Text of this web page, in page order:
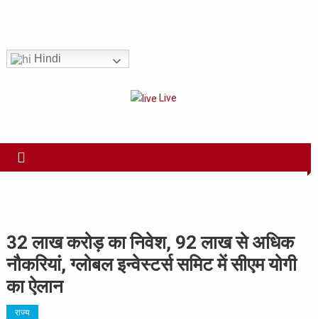
Hindi
Live
32 लाख करोड़ का निवेश, 92 लाख से अधिक
नौकरियां, ग्लोबल इन्वेस्टर्स समिट में सीएम योगी
का ऐलान
राज्य